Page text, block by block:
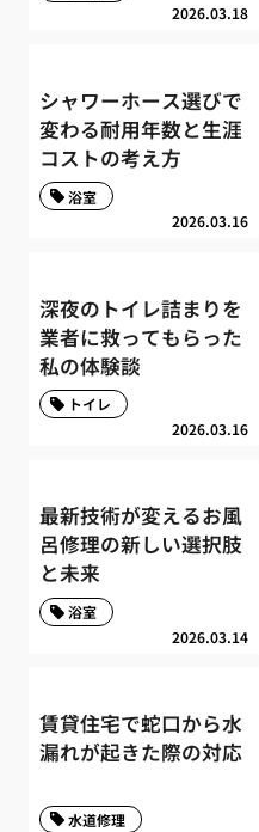
2026.03.18
シャワーホース選びで
変わる耐用年数と生涯
コストの考え方
2026.03.16
浴室
深夜のトイレ詰まりを
業者に救ってもらった
私の体験談
2026.03.16
トイレ
最新技術が変えるお風
呂修理の新しい選択肢
と未来
2026.03.14
浴室
賃貸住宅で蛇口から水
漏れが起きた際の対応
水道修理